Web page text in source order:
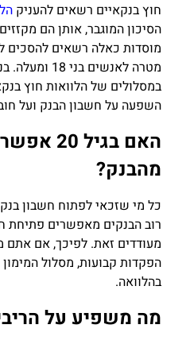
חוץ בנקאיים רשאים להעניק
הסיכון המוגבר, אותן הם
מוסדות כאלה רשאים להסכים
מטרה לאנשים
במסלולים של הלוואות חוץ
השפעה על חשבון הבנק ועל
האם
מהבנק?
כל מי שזכאי לפתוח חשבון
מעודדים זאת. לפיכך, אם אתם
הפקדות קבועות, מסלול
בהלוואה.
מה משפיע על